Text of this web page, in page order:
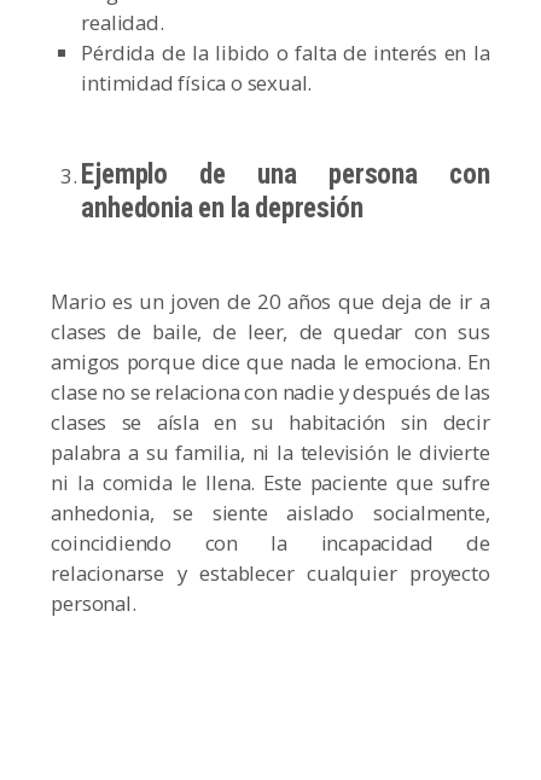
realidad.
Pérdida de la libido o falta de interés en la
intimidad física o sexual.
Ejemplo de una persona con
anhedonia en la depresión
Mario es un joven de 20 años que deja de ir a
clases de baile, de leer, de quedar con sus
amigos porque dice que nada le emociona. En
clase no se relaciona con nadie y después de las
clases se aísla en su habitación sin decir
palabra a su familia, ni la televisión le divierte
ni la comida le llena. Este paciente que sufre
anhedonia, se siente aislado socialmente,
coincidiendo con la incapacidad de
relacionarse y establecer cualquier proyecto
personal.